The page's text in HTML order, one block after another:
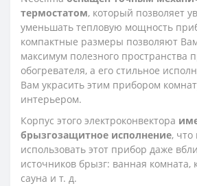
термостатом, который позволяет
уменьшать тепловую мощность
компактные размеры позволяют
максимум полезного пространства
обогревателя, а его стильное
Вам украсить этим прибором
интерьером.
Корпус этого электроконвектора
брызгозащитное исполнение, что
использовать этот прибор даже
источников брызг: ванная комната,
сауна и т. д.